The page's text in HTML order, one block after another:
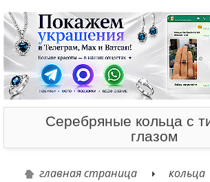
Серебряные кольца с
глазом
главная страница
кольца